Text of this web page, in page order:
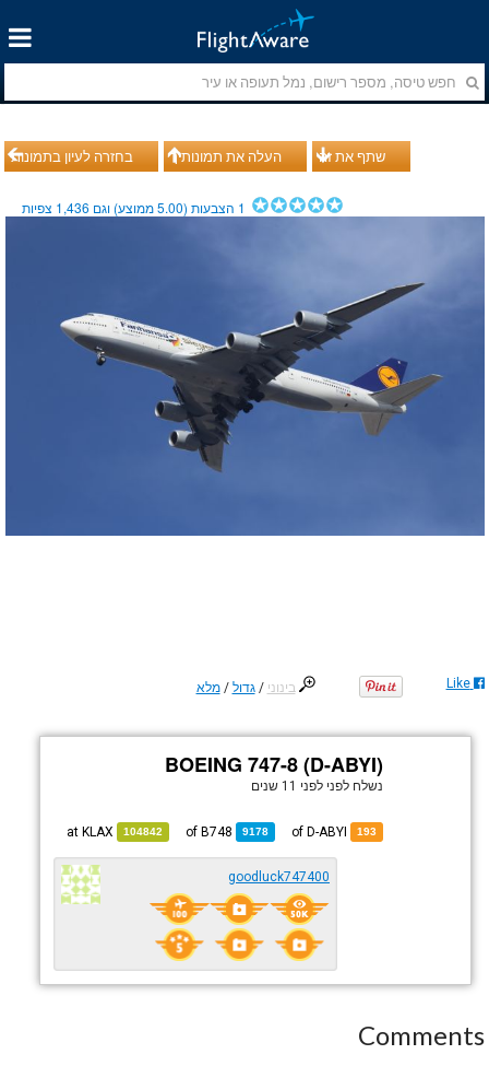
בחזרה לעיון בתמונות העלה את תמונותיך שתף את זה
1 הצבעות (5.00ממוצע) וגם 1,436 צפיות
בינוני /גדול /מלא Like
BOEING 747-8 (D-ABYI)
נשלח לפני לפני 11 שנים
193
9178
B748
104842
KLAX
goodluck747400
Comments